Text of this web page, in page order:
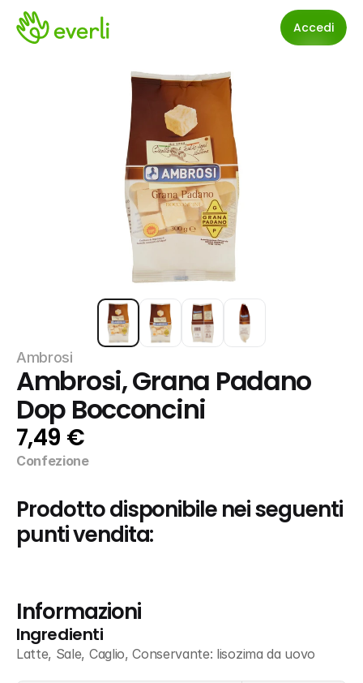
Accedi
Ambrosi
Ambrosi, Grana Padano
Dop Bocconcini
7,49 €
Confezione
Prodotto disponibile nei seguenti
punti vendita:
Informazioni
Ingredienti
Latte, Sale, Caglio, Conservante: lisozima da uovo